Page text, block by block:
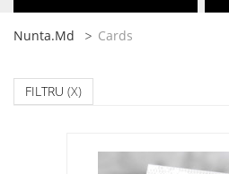
Nunta.md Cards
FILTRU (X)